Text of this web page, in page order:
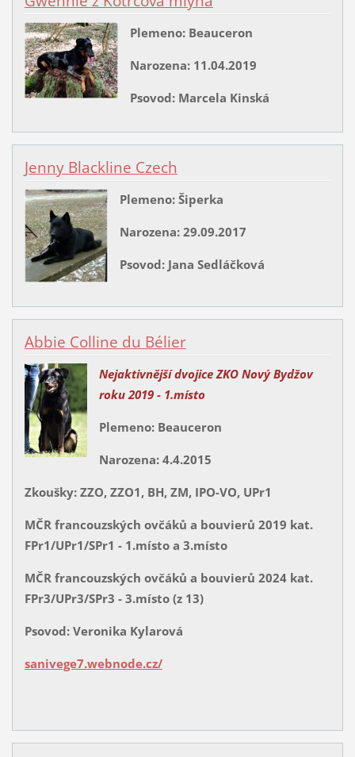
Plemeno: Beauceron
Narozena: 11.04.2019
Psovod: Marcela Kinská
Jenny Blackline Czech
Plemeno: Šiperka
Narozena: 29.09.2017
Psovod: Jana Sedláčková
Abbie Colline du Bélier
Nejaktivnější dvojice ZKO Nový Bydžov
roku 2019 - 1.místo
Plemeno: Beauceron
Narozena: 4.4.2015
Zkoušky: ZZO, ZZO1, BH, ZM, IPO-VO, UPr1
MČR francouzských ovčáků a bouvierů 2019 kat.
FPr1/UPr1/SPr1 - 1.místo a 3.místo
MČR francouzských ovčáků a bouvierů 2024 kat.
FPr3/UPr3/SPr3 - 3.místo (z 13)
Psovod: Veronika Kylarová
sanivege7.webnode.cz/